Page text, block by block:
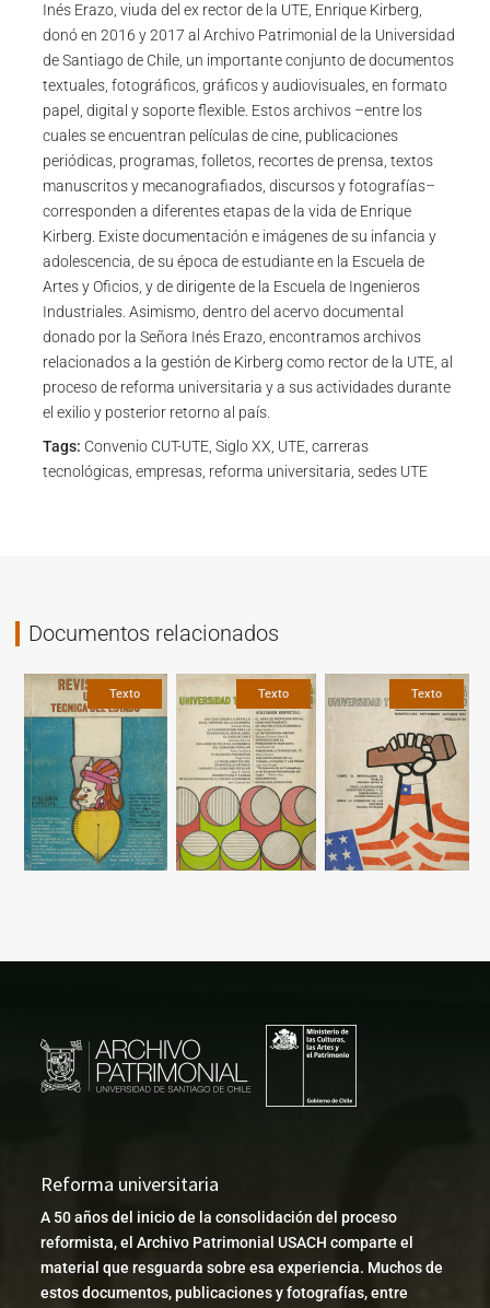
Inés Erazo, viuda del ex rector de la UTE, Enrique Kirberg,
donó en 2016 y 2017 al Archivo Patrimonial de la Universidad
de Santiago de Chile, un importante conjunto de documentos
textuales, fotográficos, gráficos y audiovisuales, en formato
papel, digital y soporte flexible. Estos archivos –entre los
cuales se encuentran películas de cine, publicaciones
periódicas, programas, folletos, recortes de prensa, textos
manuscritos y mecanografiados, discursos y fotografías–
corresponden a diferentes etapas de la vida de Enrique
Kirberg. Existe documentación e imágenes de su infancia y
adolescencia, de su época de estudiante en la Escuela de
Artes y Oficios, y de dirigente de la Escuela de Ingenieros
Industriales. Asimismo, dentro del acervo documental
donado por la Señora Inés Erazo, encontramos archivos
relacionados a la gestión de Kirberg como rector de la UTE, al
proceso de reforma universitaria y a sus actividades durante
el exilio y posterior retorno al país.
Tags: Convenio CUT-UTE, Siglo XX, UTE, carreras
tecnológicas, empresas, reforma universitaria, sedes UTE
Documentos relacionados
Texto Texto Texto
Reforma universitaria
A 50 años del inicio de la consolidación del proceso
reformista, el Archivo Patrimonial USACH comparte el
material que resguarda sobre esa experiencia. Muchos de
estos documentos, publicaciones y fotografías, entre